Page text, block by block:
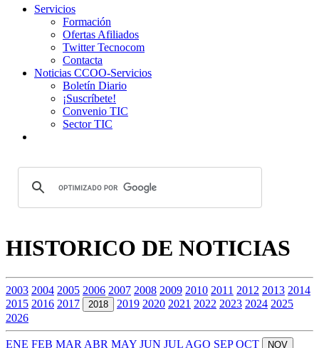
Servicios
Formación
Ofertas Afiliados
Twitter Tecnocom
Contacta
Noticias CCOO-Servicios
Boletín Diario
¡Suscríbete!
Convenio TIC
Sector TIC
HISTORICO DE NOTICIAS
2003 2004 2005 2006 2007 2008 2009 2010 2011 2012 2013 2014
2015 2016 2017 2018 2019 2020 2021 2022 2023 2024 2025
2026
ENE FEB MAR ABR MAY JUN JUL AGO SEP OCT NOV